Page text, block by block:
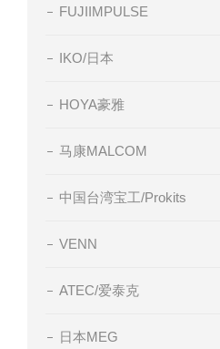
FUJIIMPULSE
IKO/日本
HOYA豪雅
马康MALCOM
中国台湾宝工/Prokits
VENN
ATEC/爱泰克
日本MEG